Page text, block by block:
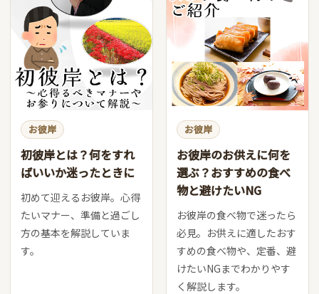
お彼岸
初彼岸とは？何をすれ
ばいいか迷ったときに
初めて迎えるお彼岸。心得
たいマナー、準備と過ごし
方の基本を解説していま
す。
お彼岸
お彼岸のお供えに何を
選ぶ？おすすめの食べ
物と避けたいNG
お彼岸の食べ物で迷ったら
必見。お供えに適したおす
すめの食べ物や、定番、避
けたいNGまでわかりやす
く解説します。